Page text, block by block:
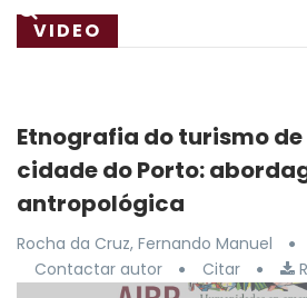
VIDEO
Etnografia do turismo
cidade do Porto:
antropológica
Rocha da Cruz, Fernando Manuel
Contactar autor
Citar